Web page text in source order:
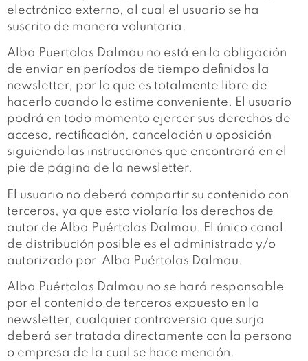
electrónico externo, al cual el usuario se ha
suscrito de manera voluntaria.
Alba Puertolas Dalmau no está en la obligación
de enviar en períodos de tiempo definidos la
newsletter, por lo que es totalmente libre de
hacerlo cuando lo estime conveniente. El usuario
podrá en todo momento ejercer sus derechos de
acceso, rectificación, cancelación u oposición
siguiendo las instrucciones que encontrará en el
pie de página de la newsletter.
El usuario no deberá compartir su contenido con
terceros, ya que esto violaría los derechos de
autor de Alba Puértolas Dalmau. El único canal
de distribución posible es el administrado y/o
autorizado por Alba Puértolas Dalmau.
Alba Puértolas Dalmau no se hará responsable
por el contenido de terceros expuesto en la
newsletter, cualquier controversia que surja
deberá ser tratada directamente con la persona
o empresa de la cual se hace mención.